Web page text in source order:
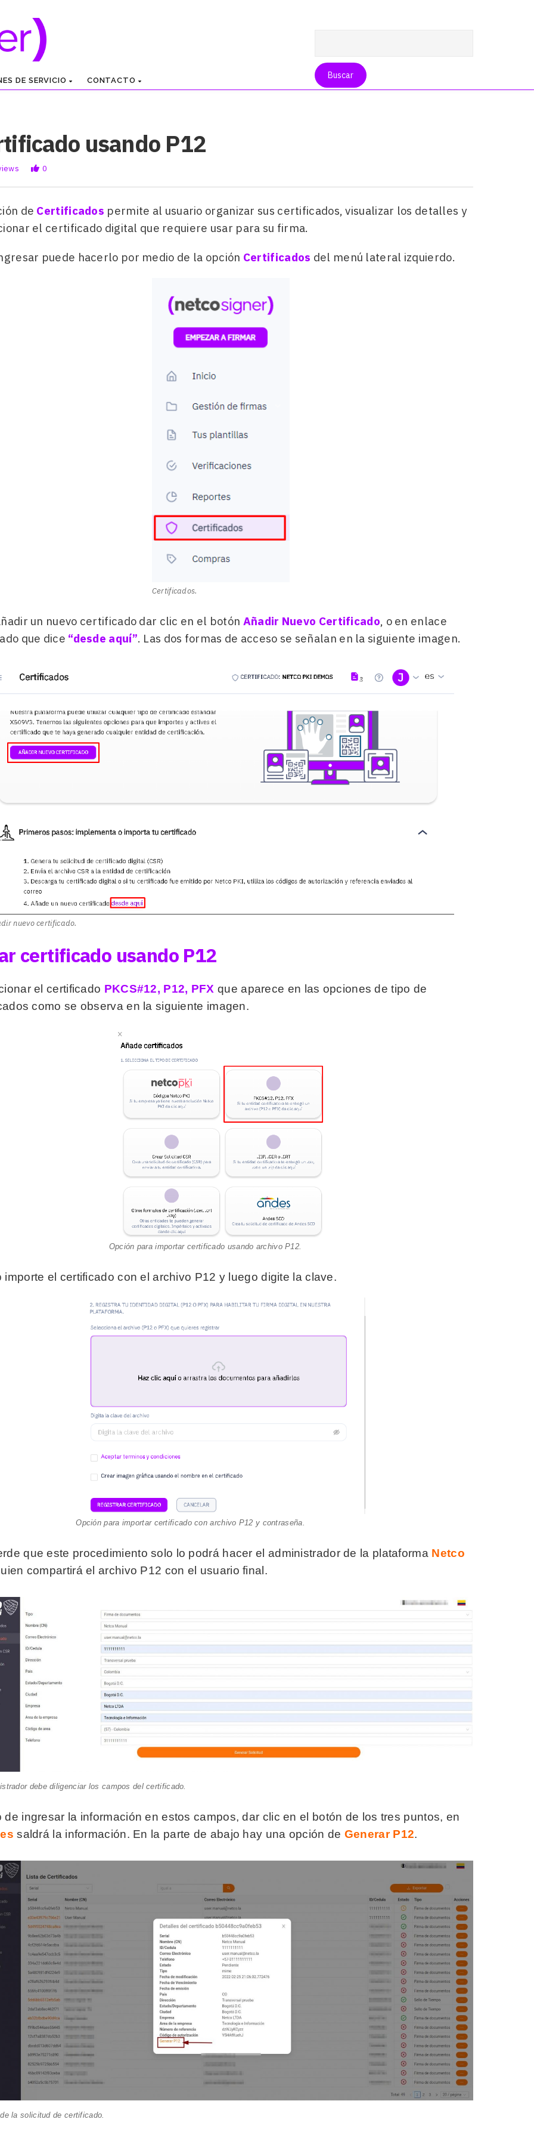
DE SERVICIO CONTACTO
usando P12
0
de Certificados permite al usuario organizar sus certificados, visualizar los detalles y
el certificado digital que requiere usar para su firma.
puede hacerlo por medio de la opción Certificados del menú lateral izquierdo.
Certificados.
un nuevo certificado dar clic en el botón Añadir Nuevo Certificado, o en enlace
que dice “desde aquí”. Las dos formas de acceso se señalan en la siguiente imagen.
nuevo certificado.
certificado usando P12
el certificado PKCS#12, P12, PFX que aparece en las opciones de tipo de
como se observa en la siguiente imagen.
Opción para importar certificado usando archivo P12.
importe el certificado con el archivo P12 y luego digite la clave.
Opción para importar certificado con archivo P12 y contraseña.
que este procedimiento solo lo podrá hacer el administrador de la plataforma Netco
compartirá el archivo P12 con el usuario final.
debe diligenciar los campos del certificado.
de ingresar la información en estos campos, dar clic en el botón de los tres puntos, en
saldrá la información. En la parte de abajo hay una opción de Generar P12.
la solicitud de certificado.